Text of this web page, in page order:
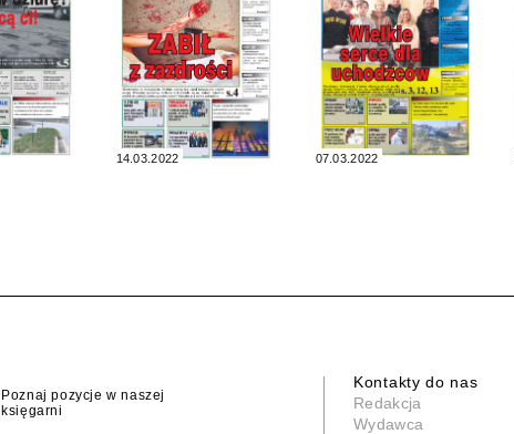
14.03.2022 07.03.2022
Poznaj pozycje w naszej
księgarni
Kontakty do nas
Redakcja
Wydawca